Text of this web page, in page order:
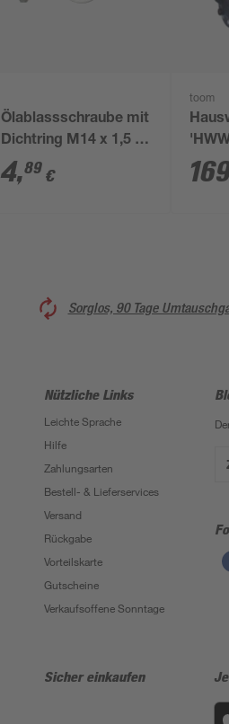
Ölablassschraube mit
Dichtring M14 x 1,5 x
13 mm, für Daewoo
4,89 €
toom
Sorglos, 90 Tage
Nützliche Links
Leichte Sprache
Hilfe
Zahlungsarten
Bestell- & Lieferservices
Versand
Rückgabe
Vorteilskarte
Gutscheine
Verkaufsoffene Sonntage
Sicher einkaufen